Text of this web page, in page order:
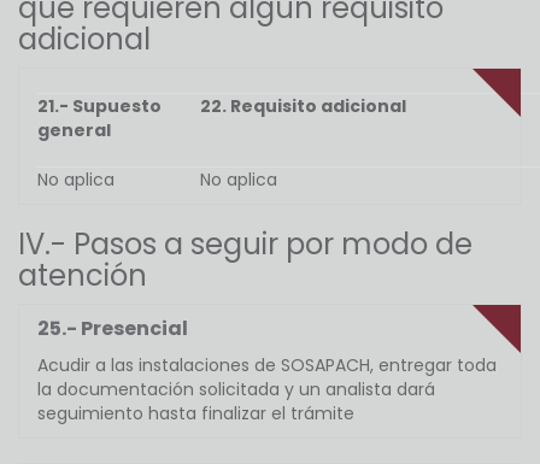
que requieren algún requisito
adicional
21.- Supuesto
general
22. Requisito adicional
No aplica No aplica
IV.- Pasos a seguir por modo de
atención
25.- Presencial
Acudir a las instalaciones de SOSAPACH, entregar toda
la documentación solicitada y un analista dará
seguimiento hasta finalizar el trámite